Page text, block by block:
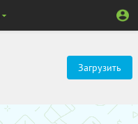
Загрузить